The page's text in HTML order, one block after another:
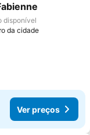
favoritos
disponível
da cidade
Ver preços